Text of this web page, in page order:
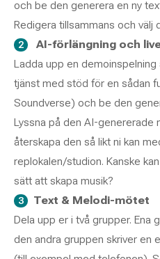
och be den generera en ny
Redigera tillsammans och välj
AI-förlängning och
Ladda upp en demoinspelning
tjänst med stöd för en sådan
Soundverse) och be den
Lyssna på den AI-genererade
återskapa den så likt ni kan
replokalen/studion. Kanske
sätt att skapa musik?
Text & Melodi-mötet
Dela upp er i två grupper. Ena
den andra gruppen skriver en